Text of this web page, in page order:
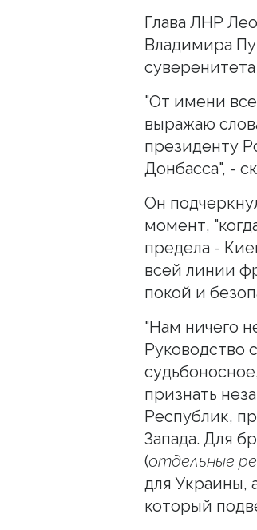
Глава ЛНР
Владимира
"От имени
выражаю
президенту
Донбасса", -
Он
момент,
предела -
всей линии
покой и
"Нам ничего
Руководство
признать
Республик,
Запада. Для
(отдельные
для Украины,
который